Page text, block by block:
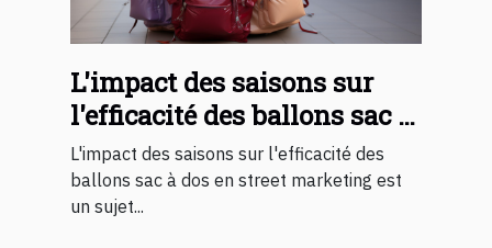
L'impact des saisons sur
l'efficacité des ballons sac à
dos en street marketing
L'impact des saisons sur l'efficacité des
ballons sac à dos en street marketing est
un sujet...